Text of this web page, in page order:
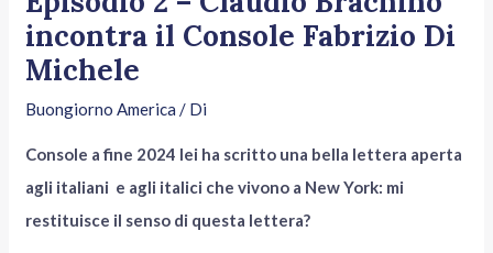
incontra il Console Fabrizio Di
Michele
Buongiorno America / Di
Console a fine 2024 lei ha scritto una bella lettera aperta
agli italiani e agli italici che vivono a New York: mi
restituisce il senso di questa lettera?